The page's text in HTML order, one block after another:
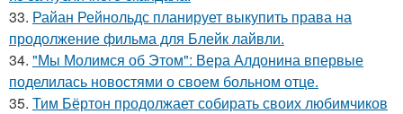
33. Райан Рейнольдс планирует выкупить права на
продолжение фильма для Блейк лайвли.
34. "Мы Молимся об Этом": Вера Алдонина впервые
поделилась новостями о своем больном отце.
35. Тим Бёртон продолжает собирать своих любимчиков